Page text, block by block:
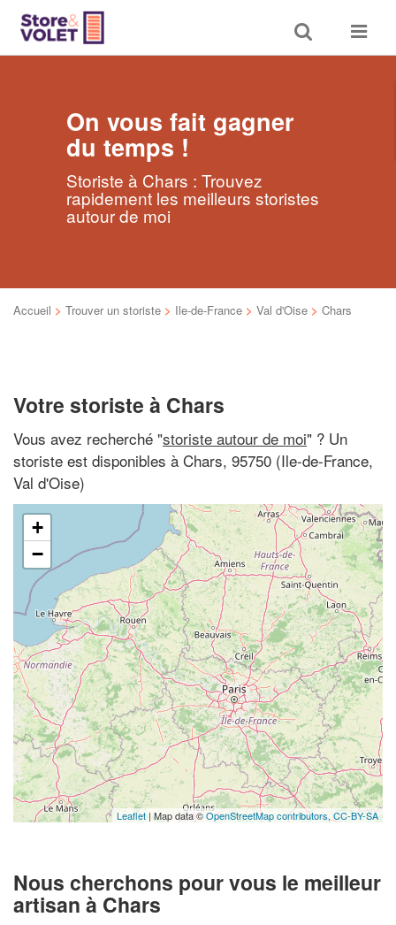
Toggle
search
Toggle
On vous fait gagner
du temps !
Storiste à Chars : Trouvez
rapidement les meilleurs storistes
autour de moi
Accueil > Trouver un storiste > Ile-de-France > Val d'Oise > Chars
Votre storiste à Chars
Vous avez recherché "storiste autour de moi" ? Un
storiste est disponibles à Chars, 95750 (Ile-de-France,
Val d'Oise)
+
−
Leaflet | Map data ©OpenStreetMap contributors, CC-BY-SA
Nous cherchons pour vous le meilleur
artisan à Chars